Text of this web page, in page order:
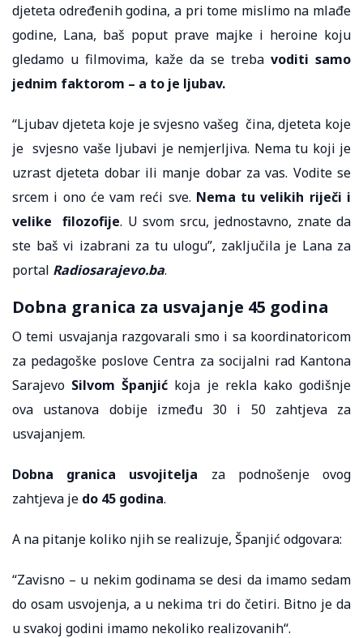
djeteta određenih godina, a pri tome mislimo na mlađe
godine, Lana, baš poput prave majke i heroine koju
gledamo u filmovima, kaže da se treba voditi samo
jednim faktorom – a to je ljubav.
“Ljubav djeteta koje je svjesno vašeg čina, djeteta koje
je svjesno vaše ljubavi je nemjerljiva. Nema tu koji je
uzrast djeteta dobar ili manje dobar za vas. Vodite se
srcem i ono će vam reći sve. Nema tu velikih riječi i
velike filozofije. U svom srcu, jednostavno, znate da
ste baš vi izabrani za tu ulogu”, zaključila je Lana za
portal Radiosarajevo.ba.
Dobna granica za usvajanje 45 godina
O temi usvajanja razgovarali smo i sa koordinatoricom
za pedagoške poslove Centra za socijalni rad Kantona
Sarajevo Silvom Španjić koja je rekla kako godišnje
ova ustanova dobije između 30 i 50 zahtjeva za
usvajanjem.
Dobna granica usvojitelja za podnošenje ovog
zahtjeva je do 45 godina.
A na pitanje koliko njih se realizuje, Španjić odgovara:
“Zavisno – u nekim godinama se desi da imamo sedam
do osam usvojenja, a u nekima tri do četiri. Bitno je da
u svakoj godini imamo nekoliko realizovanih“.